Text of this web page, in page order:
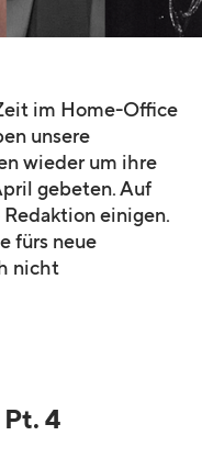
im Home-Office
unsere
wieder um ihre
gebeten. Auf
einigen.
fürs neue
nicht
4